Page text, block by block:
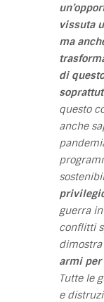
vissuta
ma
di
questo
anche
guerra
conflitti
dimostra
armi per
Tutte le
e